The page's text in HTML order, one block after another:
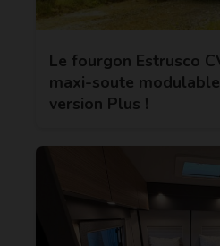
Le fourgon Estrusco
maxi-soute
version Plus !